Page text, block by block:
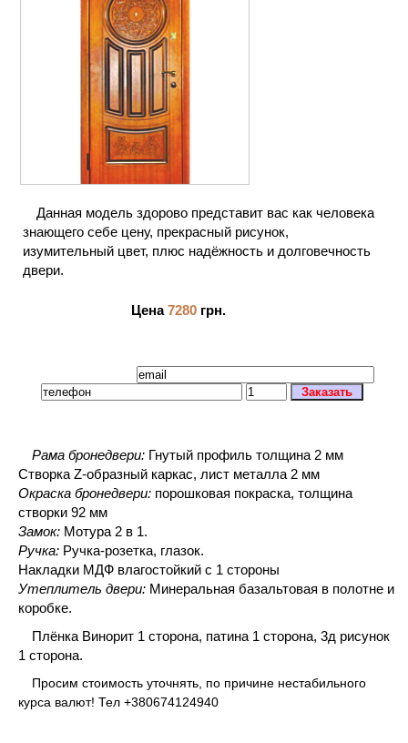
Данная модель здорово представит вас как человека
знающего себе цену, прекрасный рисунок,
изумительный цвет, плюс надёжность и долговечность
двери.
Цена7280 грн.
Рама бронедвери: Гнутый профиль толщина 2 мм
Створка Z-образный каркас, лист металла 2 мм
Окраска бронедвери: порошковая покраска, толщина
створки 92 мм
Замок: Мотура 2 в 1.
Ручка: Ручка-розетка, глазок.
Накладки МДФ влагостойкий с 1 стороны
Утеплитель двери: Минеральная базальтовая в полотне и
коробке.
Плёнка Винорит 1 сторона, патина 1 сторона, 3д рисунок
1 сторона.
Просим стоимость уточнять, по причине нестабильного
курса валют! Тел +380674124940